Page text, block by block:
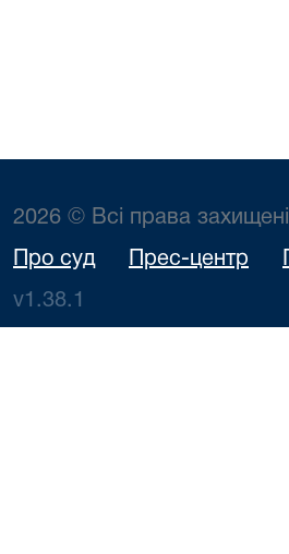
2026 © Всі права захищені
Про суд Прес-центр
v1.38.1